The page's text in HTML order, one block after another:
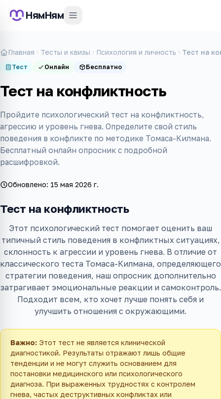
НямНям
Главная Тесты и квизы Психология и личность Тест на
Тест Онлайн Бесплатно
Тест на конфликтность
Пройдите психологический тест на конфликтность,
агрессию и уровень гнева. Определите свой стиль
поведения в конфликте по методике Томаса-Килмана.
Бесплатный онлайн опросник с подробной
расшифровкой.
Обновлено: 15 мая 2026 г.
Тест на конфликтность
Этот психологический тест помогает оценить ваш
типичный стиль поведения в конфликтных ситуациях,
склонность к агрессии и уровень гнева. В отличие от
классического теста Томаса-Килмана, определяющего
стратегии поведения, наш опросник дополнительно
затрагивает эмоциональные реакции и самоконтроль.
Подходит всем, кто хочет лучше понять себя и
улучшить отношения с окружающими.
Важно: Этот тест не является клинической
диагностикой. Результаты отражают лишь общие
тенденции и не могут служить основанием для
постановки медицинского или психологического
диагноза. При выраженных трудностях с контролем
гнева, частых деструктивных конфликтах или